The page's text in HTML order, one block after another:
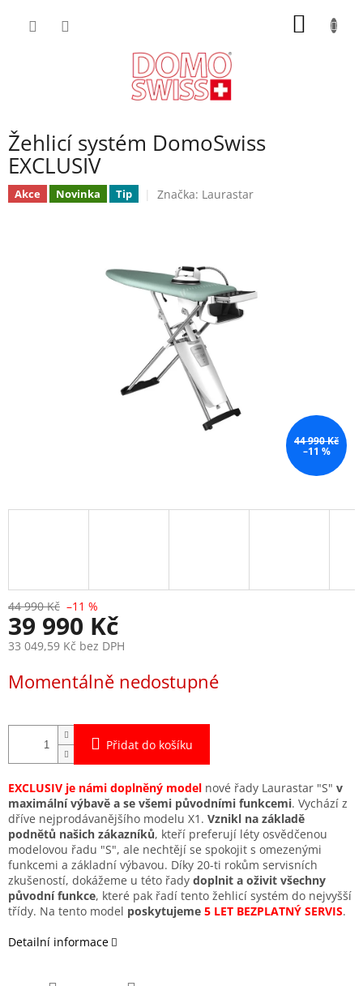
Žehlicí systém DomoSwiss
EXCLUSIV
Akce Novinka Tip Značka: Laurastar
44 990 Kč
–11 %
44 990 Kč –11 %
39 990 Kč
33 049,59 Kč bez DPH
cena:
Momentálně nedostupné
Přidat do košíku
EXCLUSIV je námi doplněný model nové řady Laurastar "S" v
maximální výbavě a se všemi původními funkcemi. Vychází z
dříve nejprodávanějšího modelu X1. Vznikl na základě
podnětů našich zákazníků, kteří preferují léty osvědčenou
modelovou řadu "S", ale nechtějí se spokojit s omezenými
funkcemi a základní výbavou. Díky 20-ti rokům servisních
zkušeností, dokážeme u této řady doplnit a oživit všechny
původní funkce, které pak řadí tento žehlicí systém do nejvyšší
třídy. Na tento model poskytujeme 5 LET BEZPLATNÝ SERVIS.
Detailní informace